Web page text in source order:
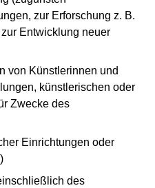
zur Erforschung z. B.
Entwicklung neuer
von Künstlerinnen und
künstlerischen oder
Zwecke des
Einrichtungen oder
des